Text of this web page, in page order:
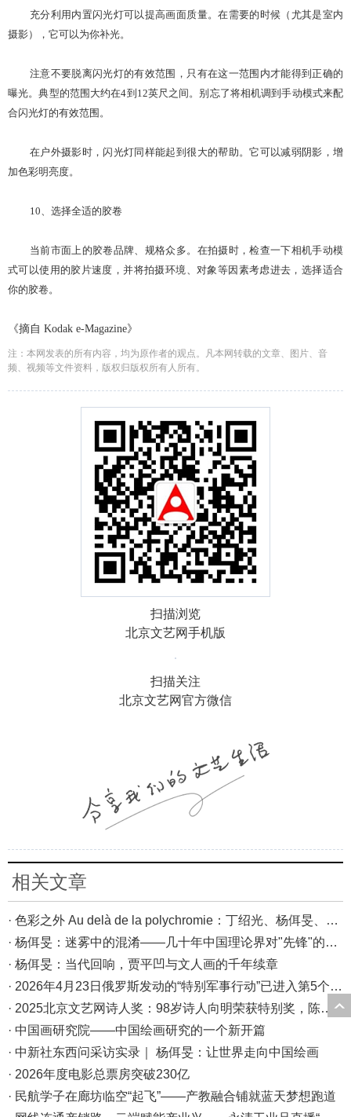
充分利用内置闪光灯可以提高画面质量。在需要的时候（尤其是室内
摄影），它可以为你补光。
注意不要脱离闪光灯的有效范围，只有在这一范围内才能得到正确的
曝光。典型的范围大约在4到 12英尺 之间。别忘了将相机调到手动模式来配
合闪光灯的有效范围。
在户外摄影时，闪光灯同样能起到很大的帮助。它可以减弱阴影，增
加色彩明亮度。
10、选择全适的胶卷
当前市面上的胶卷品牌、规格众多。在拍摄时，检查一下相机手动模
式可以使用的胶片速度，并将拍摄环境、对象等因素考虑进去，选择适合
你的胶卷。
《摘自 Kodak e-Magazine》
注：本网发表的所有内容，均为原作者的观点。凡本网转载的文章、图片、音
频、视频等文件资料，版权归版权所有人所有。
扫描浏览
北京文艺网手机版
扫描关注
北京文艺网官方微信
相关文章
· 色彩之外 Au delà de la polychromie：丁绍光、杨佴旻、Alain Cardenas·Castro巴黎展
· 杨佴旻：迷雾中的混淆——几十年中国理论界对"先锋"的误读，对创作的误导
· 杨佴旻：当代回响，贾平凹与文人画的千年续章
· 2026年4月23日俄罗斯发动的“特别军事行动”已进入第5个年头，俄乌局势最新综述
· 2025北京文艺网诗人奖：98岁诗人向明荣获特别奖，陈东东荣获诗人奖，茱萸荣获年度诗人奖！
· 中国画研究院——中国绘画研究的一个新开篇
· 中新社东西问采访实录｜ 杨佴旻：让世界走向中国绘画
· 2026年度电影总票房突破230亿
· 民航学子在廊坊临空“起飞”——产教融合铺就蓝天梦想跑道